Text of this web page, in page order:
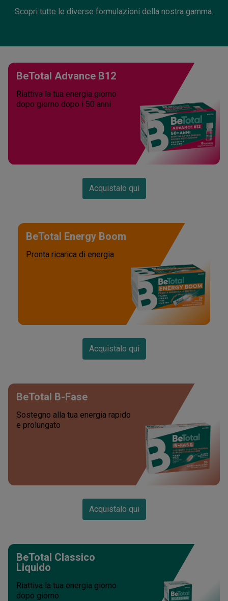
Scopri tutte le diverse formulazioni della nostra gamma.
BeTotal Advance B12
Riattiva la tua energia giorno
dopo giorno dopo i 50 anni
Acquistalo qui
BeTotal Energy Boom
Pronta ricarica di energia
Acquistalo qui
BeTotal B-Fase
Sostegno alla tua energia rapido
e prolungato
Acquistalo qui
BeTotal Classico
Liquido
Riattiva la tua energia giorno
dopo giorno